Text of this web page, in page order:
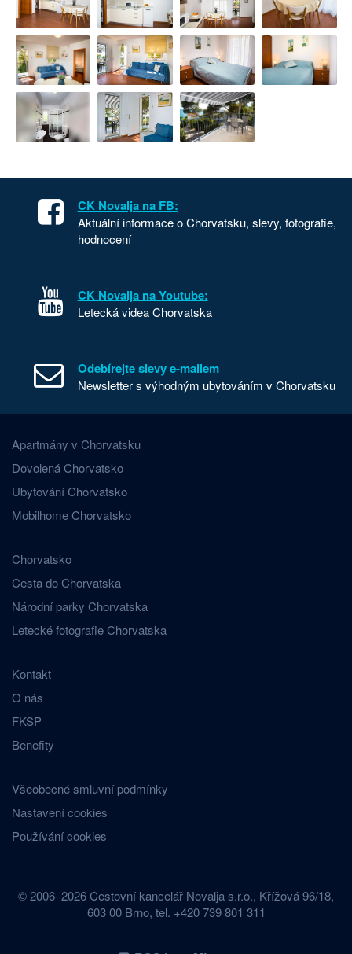
CK Novalja na FB:
Aktuální informace o Chorvatsku, slevy, fotografie,
hodnocení
CK Novalja na Youtube:
Letecká videa Chorvatska
Odebírejte slevy e-mailem
Newsletter s výhodným ubytováním v Chorvatsku
Apartmány v Chorvatsku
Dovolená Chorvatsko
Ubytování Chorvatsko
Mobilhome Chorvatsko
Chorvatsko
Cesta do Chorvatska
Národní parky Chorvatska
Letecké fotografie Chorvatska
Kontakt
O nás
FKSP
Benefity
Všeobecné smluvní podmínky
Nastavení cookies
Používání cookies
© 2006–2026 Cestovní kancelář Novalja s.r.o., Křížová 96/18,
603 00 Brno, tel. +420 739 801 311